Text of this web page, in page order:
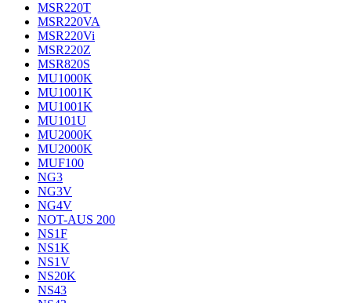
MSR220T
MSR220VA
MSR220Vi
MSR220Z
MSR820S
MU1000K
MU1001K
MU1001K
MU101U
MU2000K
MU2000K
MUF100
NG3
NG3V
NG4V
NOT-AUS 200
NS1F
NS1K
NS1V
NS20K
NS43